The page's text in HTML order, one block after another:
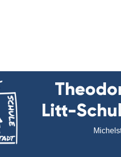
Litt-